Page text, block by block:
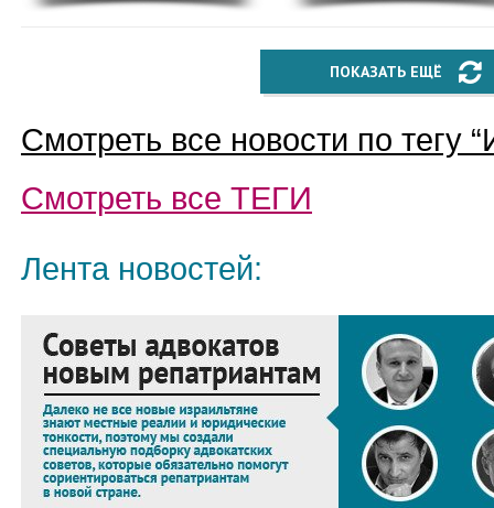
ПОКАЗАТЬ ЕЩЁ
Смотреть все новости по тегу “
Смотреть все ТЕГИ
Лента новостей: